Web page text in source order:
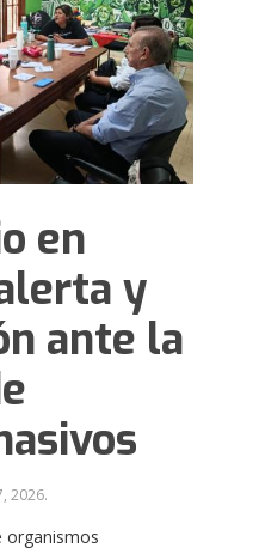
en
y
ante la
2026.
organismos